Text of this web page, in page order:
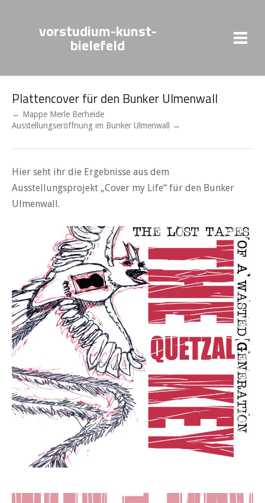
vorstudium-kunst-
bielefeld
Plattencover für den Bunker Ulmenwall
← Mappe Merle Berheide
Ausstellungseröffnung im Bunker Ulmenwall →
Hier seht ihr die Ergebnisse aus dem
Ausstellungsprojekt „Cover my Life“ für den Bunker
Ulmenwall.